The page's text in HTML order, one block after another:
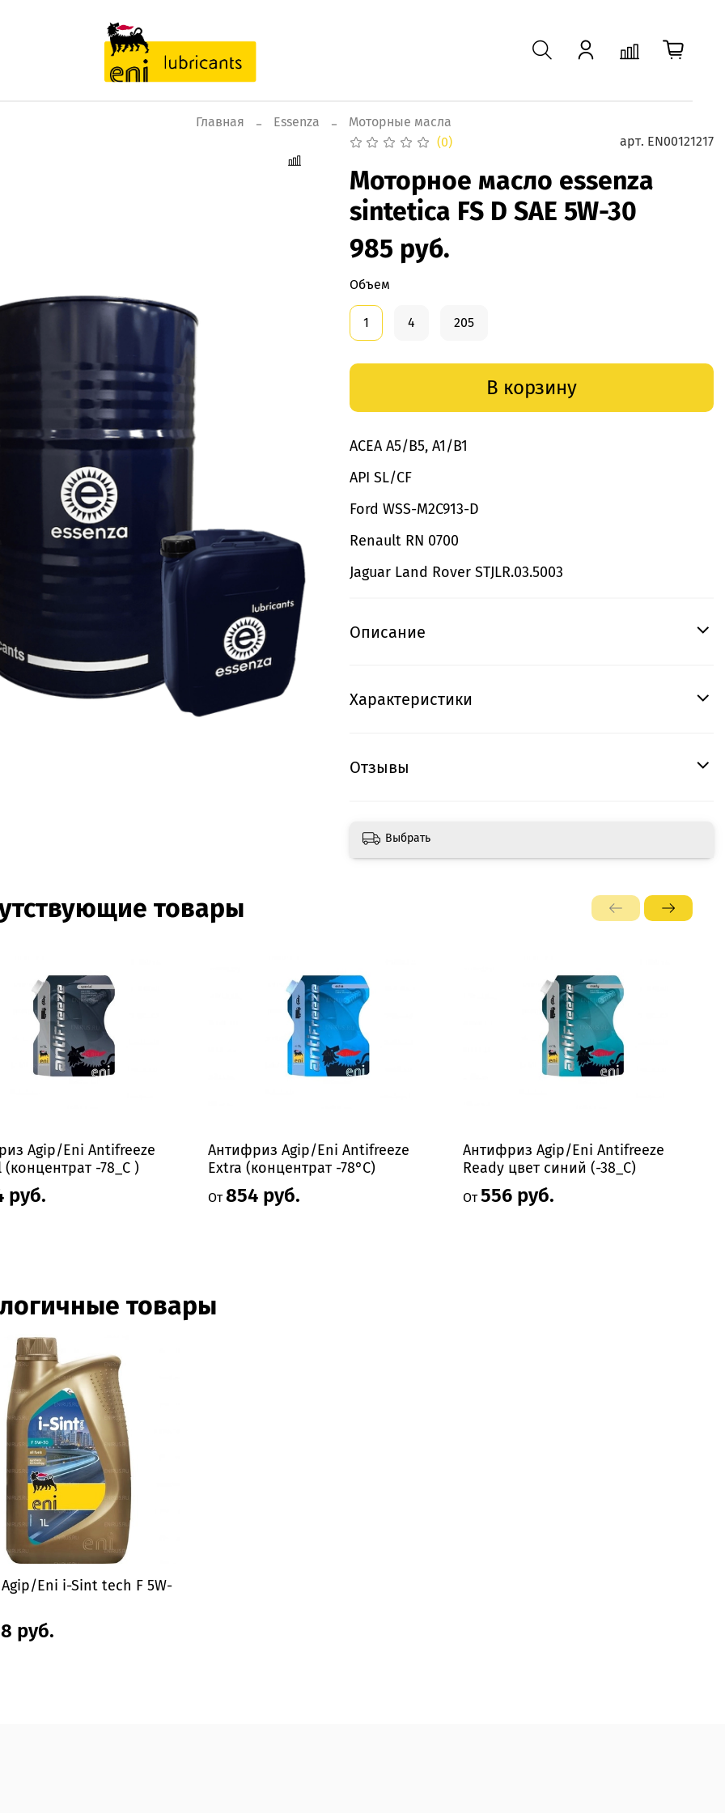
Главная Essenza
Моторные масла
(0)
арт. EN00121217
Моторное масло essenza
sintetica FS D SAE 5W-30
985 руб.
В корзину
Объем
1 4 205
ACEA A5/B5, A1/B1
API SL/CF
Ford WSS-M2C913-D
Renault RN 0700
Jaguar Land Rover STJLR.03.5003
Описание
Характеристики
Отзывы
Выбрать
товары
Agip/Eni Antifreeze
(концентрат -78_С )
руб.
Антифриз Agip/Eni Antifreeze
Extra (концентрат -78°C)
От 854 руб.
Антифриз Agip/Eni Antifreeze
Ready цвет синий (-38_С)
От 556 руб.
товары
Eni i-Sint tech F 5W-
руб.